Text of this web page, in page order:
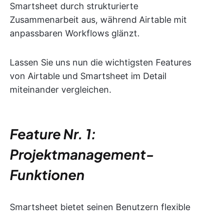
Smartsheet durch strukturierte
Zusammenarbeit aus, während Airtable mit
anpassbaren Workflows glänzt.
Lassen Sie uns nun die wichtigsten Features
von Airtable und Smartsheet im Detail
miteinander vergleichen.
Feature Nr. 1:
Projektmanagement-
Funktionen
Smartsheet bietet seinen Benutzern flexible